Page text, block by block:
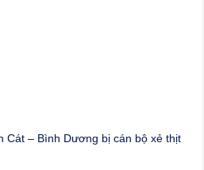
Cát – Bình Dương bị cán bộ xẻ thịt